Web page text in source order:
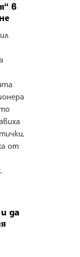
в
от
да